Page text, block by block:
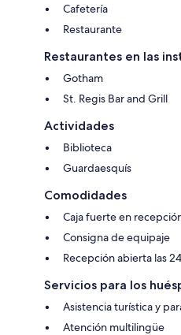
Cafetería
Restaurante
Restaurantes en las
Gotham
St. Regis Bar and Grill
Actividades
Biblioteca
Guardaesquís
Comodidades
Caja fuerte en
Consigna de equipaje
Recepción abierta las
Servicios para los
Asistencia turística y
Atención multilingüe